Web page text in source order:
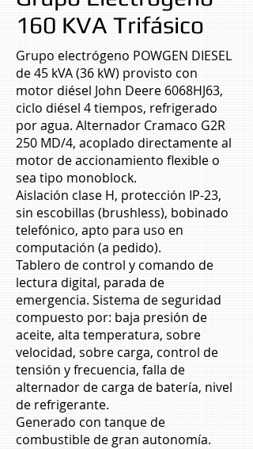
160 KVA Trifásico
Grupo electrógeno POWGEN DIESEL
de 45 kVA (36 kW) provisto con
motor diésel John Deere 6068HJ63,
ciclo diésel 4 tiempos, refrigerado
por agua. Alternador Cramaco G2R
250 MD/4, acoplado directamente al
motor de accionamiento flexible o
sea tipo monoblock.
Aislación clase H, protección IP-23,
sin escobillas (brushless), bobinado
telefónico, apto para uso en
computación (a pedido).
Tablero de control y comando de
lectura digital, parada de
emergencia. Sistema de seguridad
compuesto por: baja presión de
aceite, alta temperatura, sobre
velocidad, sobre carga, control de
tensión y frecuencia, falla de
alternador de carga de batería, nivel
de refrigerante.
Generado con tanque de
combustible de gran autonomía.